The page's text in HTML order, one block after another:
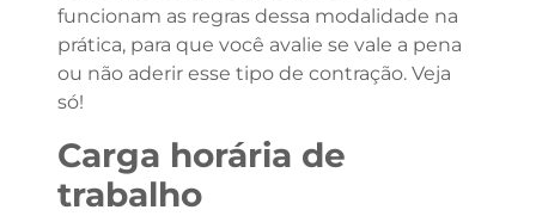
funcionam as regras dessa modalidade na
prática, para que você avalie se vale a pena
ou não aderir esse tipo de contração. Veja
só!
Carga horária de
trabalho